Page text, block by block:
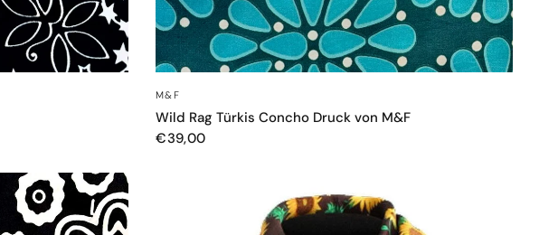
M&F
Wild Rag Türkis Concho Druck von M&F
€39,00